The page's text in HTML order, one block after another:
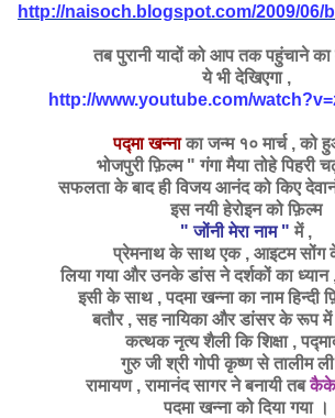
http://naisoch.blogspot.com/2009/06/
तब पुरानी यादों को आप तक पहुंचाने का
ये भी देखिएगा ,
http://www.youtube.com/
पद्मा खन्नाका जन्म १० मार्च , को
भोजपुरी फ़िल्म " गंगा मैया तोहे पिहरी
सफलता के बाद ही विजय आनंद को किए
इस नयी हेरोइन को फ़िल्म
" जोंनी मेरा नाम " में ,
प्रेमनाथ के साथ एक , आइटम सोंग
लिया गया और उनके डांस ने दर्शकों का ध्यान
इसी के साथ , पदमा खन्ना का नामहिन्दी
बतौर , सह नायिका और डांसर के रूप में
कत्थकनृत्य शैली कि शिक्षा ,
गुरु जी श्री गोपी कृष्ण से तालीम
रामायण, रामानंद सागर ने बनायी तब
पदमा खन्ना को दिया गया ।